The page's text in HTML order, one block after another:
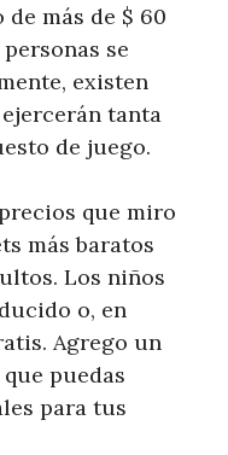
más de $ 60
se
existen
tanta
de juego.
que miro
más baratos
Los niños
o, en
Agrego un
puedas
para tus